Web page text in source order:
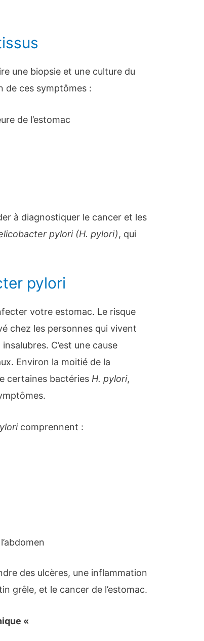
une biopsie et une culture du
de ces symptômes :
de l’estomac
à diagnostiquer le cancer et les
pylori (H. pylori), qui
pylori
votre estomac. Le risque
chez les personnes qui vivent
C’est une cause
Environ la moitié de la
certaines bactériesH. pylori,
comprennent :
des ulcères, une inflammation
grêle, et le cancer de l’estomac.
«